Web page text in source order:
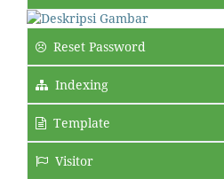
Reset Password
Indexing
Template
Visitor